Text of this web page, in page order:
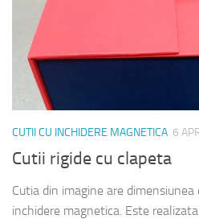
CUTII CU INCHIDERE MAGNETICA 6
Cutii rigide cu clapeta
Cutia din imagine are
inchidere magnetica. Este